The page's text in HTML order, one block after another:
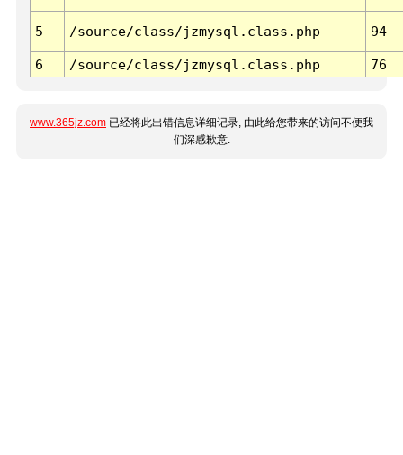
5 /source/class/jzmysql.class.php 94
6 /source/class/jzmysql.class.php 76
www.365jz.com 已经将此出错信息详细记录, 由此给您带来的访问不便我
们深感歉意.